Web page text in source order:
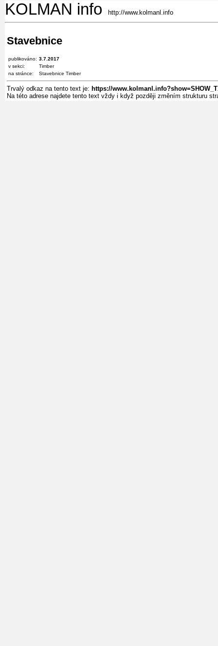
KOLMAN info http://www.kolmanl.info
Stavebnice
publikováno: 3.7.2017
v sekci:
Timber
na stránce:
Stavebnice Timber
Trvalý odkaz na tento text je: https://
Na této adrese najdete tento text vždy i když později změním strukturu